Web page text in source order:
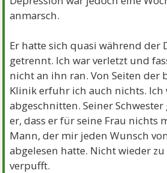
anmarsch.
Er hatte sich quasi während der
getrennt. Ich war verletzt und
nicht an ihn ran. Von Seiten der
Klinik erfuhr ich auch nichts. Ich
abgeschnitten. Seiner
er, dass er für seine Frau nichts
Mann, der mir jeden Wunsch
abgelesen hatte. Nicht wieder
verpufft.